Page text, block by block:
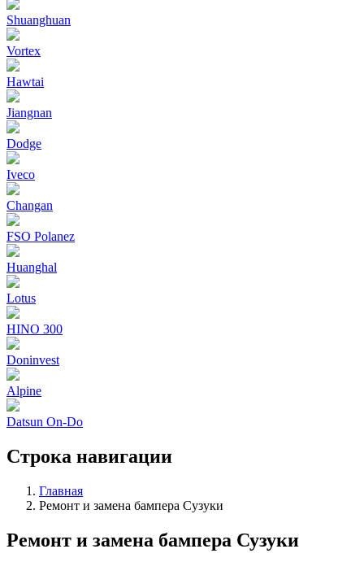
Shuanghuan
Vortex
Hawtai
Jiangnan
Dodge
Iveco
Changan
FSO Polanez
Huanghal
Lotus
HINO 300
Doninvest
Alpine
Datsun On-Do
Строка навигации
Главная
Ремонт и замена бампера Сузуки
Ремонт и замена бампера Сузуки